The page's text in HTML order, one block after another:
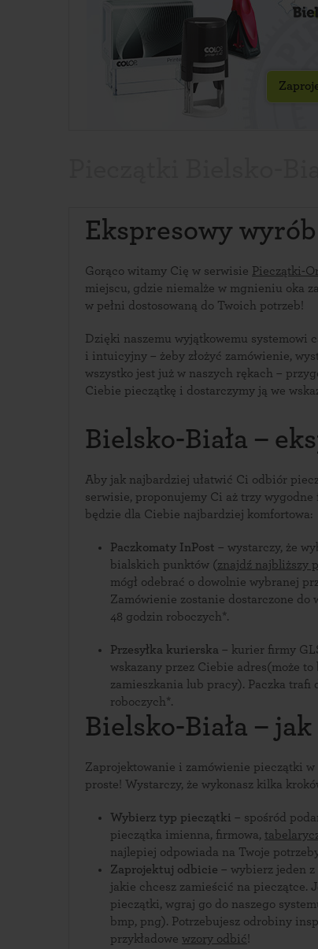
Ekspresowy
Gorąco witamy Cię w serwisie Pieczątki-
miejscu, gdzie niemalże w mgnieniu oka
w pełni dostosowaną do Twoich potrzeb!
Dzięki naszemu wyjątkowemu systemowi
i intuicyjny – żeby złożyć zamówienie,
wszystko jest już w naszych rękach –
Ciebie pieczątkę i dostarczymy ją we
Bielsko-Biała –
Aby jak najbardziej ułatwić Ci odbiór
serwisie, proponujemy Ci aż trzy wygodne
będzie dla Ciebie najbardziej komfortowa:
Paczkomaty InPost – wystarczy, że
bialskich punktów (znajdź najbliższy
mógł odebrać o dowolnie wybranej
Zamówienie zostanie dostarczone do
48 godzin roboczych*.
Przesyłka kurierska – kurier firmy
wskazany przez Ciebie adres(może
zamieszkania lub pracy). Paczka trafi
roboczych*.
Bielsko-Biała –
Zaprojektowanie i zamówienie pieczątki w
proste! Wystarczy, że wykonasz kilka
Wybierz typ pieczątki – spośród
pieczątka imienna, firmowa,
najlepiej odpowiada na Twoje
Zaprojektuj odbicie – wybierz jeden z
jakie chcesz zamieścić na pieczątce.
pieczątki, wgraj go do naszego
bmp, png). Potrzebujesz odrobiny
przykładowe wzory odbić!